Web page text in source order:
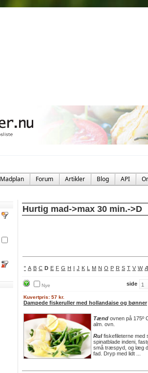
Madplan Forum Artikler Blog API
Hurtig mad->max 30 min.->D
" A B C D E F G H I J K L M N O P R S T V W
Nye side
Kuvertpris: 57 kr.
Dampede fiskeruller med hollandaise og bønner
Tænd ovnen på 175º
alm. ovn.
Rulfiskefileterne med
spinatblade indeni,
små træspyd, og læg
fad. Dryp med lidt ...